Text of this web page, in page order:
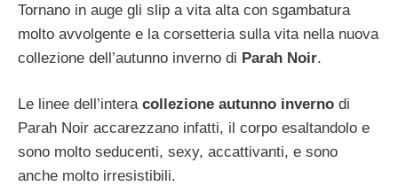
Tornano in auge gli slip a vita alta con sgambatura
molto avvolgente e la corsetteria sulla vita nella nuova
collezione dell’autunno inverno di Parah Noir.
Le linee dell’intera collezione autunno inverno di
Parah Noir accarezzano infatti, il corpo esaltandolo e
sono molto seducenti, sexy, accattivanti, e sono
anche molto irresistibili.